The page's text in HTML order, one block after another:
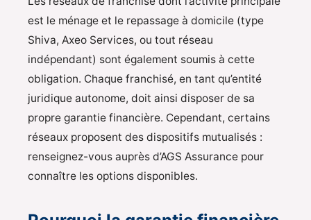
est le ménage et le repassage à domicile (type
Shiva, Axeo Services, ou tout réseau
indépendant) sont également soumis à cette
obligation. Chaque franchisé, en tant qu’entité
juridique autonome, doit ainsi disposer de sa
propre garantie financière. Cependant, certains
réseaux proposent des dispositifs mutualisés :
renseignez-vous auprès d’AGS Assurance pour
connaître les options disponibles.